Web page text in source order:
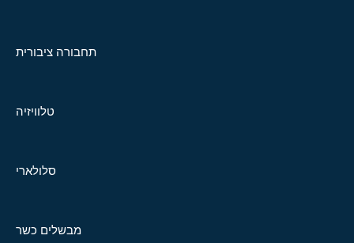
תחבורה ציבורית
טלוויזיה
סלולארי
מבשלים כשר